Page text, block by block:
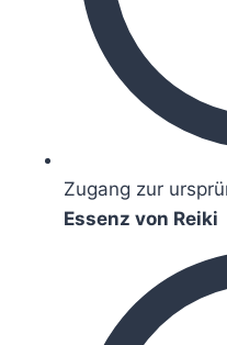
Zugang zur
Essenz von Reiki